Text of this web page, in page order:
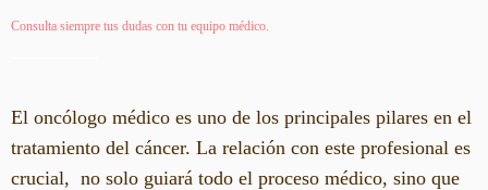
Consulta siempre tus dudas con tu equipo médico.
El oncólogo médico es uno de los principales pilares en el
tratamiento del cáncer. La relación con este profesional es
crucial, no solo guiará todo el proceso médico, sino que